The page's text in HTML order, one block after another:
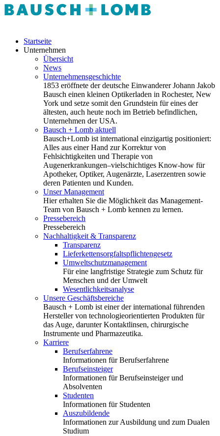
Startseite
Unternehmen
Übersicht
News
Unternehmensgeschichte
1853 eröffnete der deutsche Einwanderer Johann Jakob
Bausch einen kleinen Optikerladen in Rochester, New
York und setze somit den Grundstein für eines der
ältesten, auch heute noch im Betrieb befindlichen,
Unternehmen der USA.
Bausch + Lomb aktuell
Bausch+Lomb ist international einzigartig positioniert:
Alles aus einer Hand zur Korrektur von
Fehlsichtigkeiten und Therapie von
Augenerkrankungen–vielschichtiges Know-how für
Apotheker, Optiker, Augenärzte, Laserzentren sowie
deren Patienten und Kunden.
Unser Management
Hier erhalten Sie die Möglichkeit das Management-
Team von Bausch + Lomb kennen zu lernen.
Pressebereich
Pressebereich
Nachhaltigkeit & Transparenz
Transparenz
Lieferkettensorgfaltspflichtengesetz
Umweltschutzmanagement
Für eine langfristige Strategie zum Schutz für
Menschen und der Umwelt
Wesentlichkeitsanalyse
Unsere Geschäftsbereiche
Bausch + Lomb ist einer der international führenden
Hersteller von technologieorientierten Produkten für
das Auge, darunter Kontaktlinsen, chirurgische
Instrumente und Pharmazeutika.
Karriere
Berufserfahrene
Informationen für Berufserfahrene
Berufseinsteiger
Informationen für Berufseinsteiger und
Absolventen
Studenten
Informationen für Studenten
Auszubildende
Informationen zur Ausbildung und zum Dualen
Studium